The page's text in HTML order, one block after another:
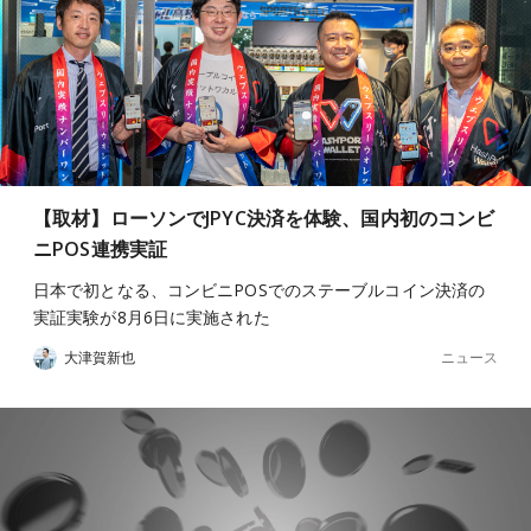
【取材】ローソンでJPYC決済を体験、国内初のコンビ
ニPOS連携実証
日本で初となる、コンビニPOSでのステーブルコイン決済の
実証実験が8月6日に実施された
大津賀新也 ニュース